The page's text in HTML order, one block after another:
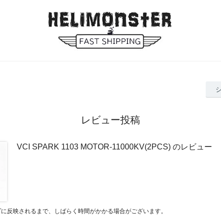
レビュー投稿
VCI SPARK 1103 MOTOR-11000KV(2PCS) のレビュー
反映されるまで、しばらく時間がかかる場合がございます。